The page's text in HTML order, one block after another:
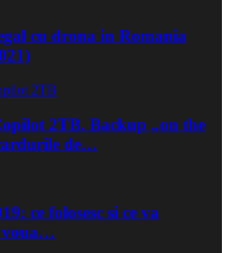
cu drona in Romania
2TB. Backup „on the
de…
ce folosesc si ce va
voua…